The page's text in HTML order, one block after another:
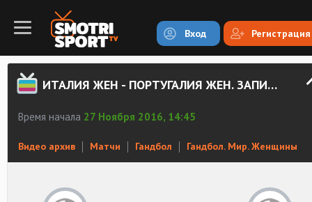
Вход Регистрация
ИТАЛИЯ ЖЕН - ПОРТУГАЛИЯ ЖЕН. ЗАПИСЬ МАТЧА
Время начала 27 Ноября 2016, 14:45
Видео архив Матчи Гандбол Гандбол. Мир. Женщины